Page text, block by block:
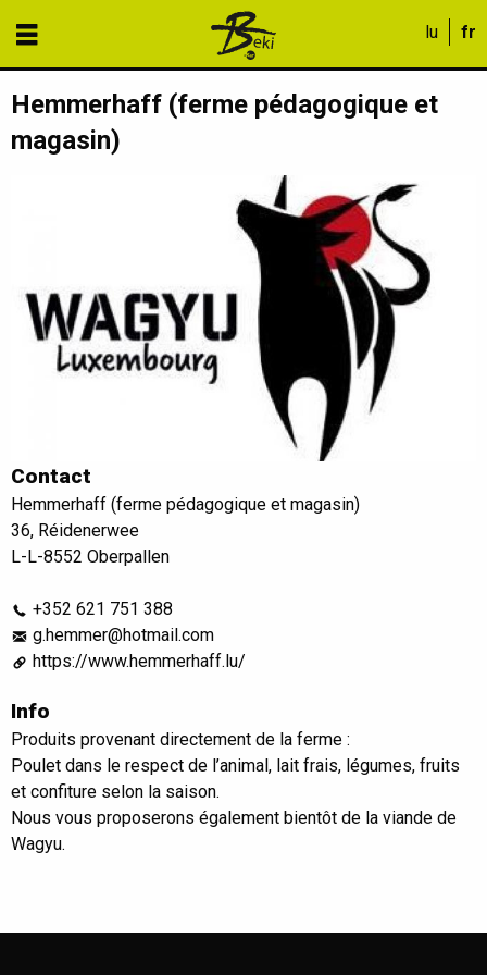
Hemmerhaff (ferme pédagogique et
magasin)
Contact
Hemmerhaff (ferme pédagogique et magasin)
36, Réidenerwee
L-L-8552 Oberpallen
+352 621 751 388
g.hemmer@hotmail.com
https://www.hemmerhaff.lu/
Info
Produits provenant directement de la ferme :
Poulet dans le respect de l’animal, lait frais, légumes, fruits
et confiture selon la saison.
Nous vous proposerons également bientôt de la viande de
Wagyu.